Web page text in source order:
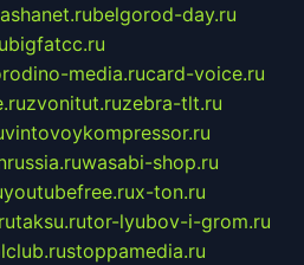
ashanet.rubelgorod-day.ru
bigfatcc.ru
media.rucard-voice.ru
zvonitut.ruzebra-tlt.ru
vintovoykompressor.ru
wasabi-shop.ru
youtubefree.rux-ton.ru
taksu.rutor-lyubov-i-grom.ru
stoppamedia.ru